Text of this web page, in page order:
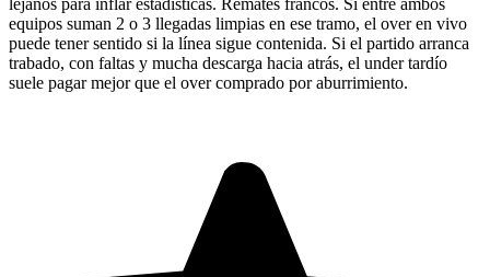
lejanos para inflar estadísticas. Remates francos. Si entre ambos
equipos suman 2 o 3 llegadas limpias en ese tramo, el over en vivo
puede tener sentido si la línea sigue contenida. Si el partido arranca
trabado, con faltas y mucha descarga hacia atrás, el under tardío
suele pagar mejor que el over comprado por aburrimiento.